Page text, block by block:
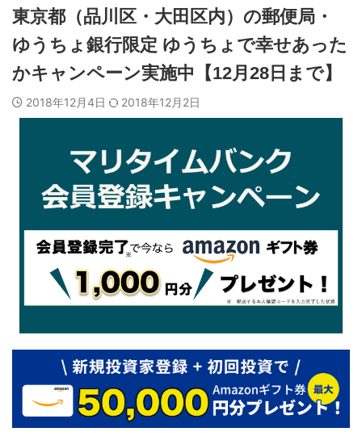
東京都（品川区・大田区内）の郵便局・
ゆうちょ銀行限定 ゆうちょで幸せあった
かキャンペーン実施中【12月28日まで】
2018年12月4日 2018年12月2日